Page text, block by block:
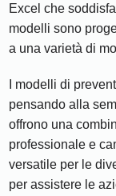
Excel che
modelli sono
a una varietà di
I modelli di
pensando alla
offrono una
professionale e
versatile per le
per assistere le